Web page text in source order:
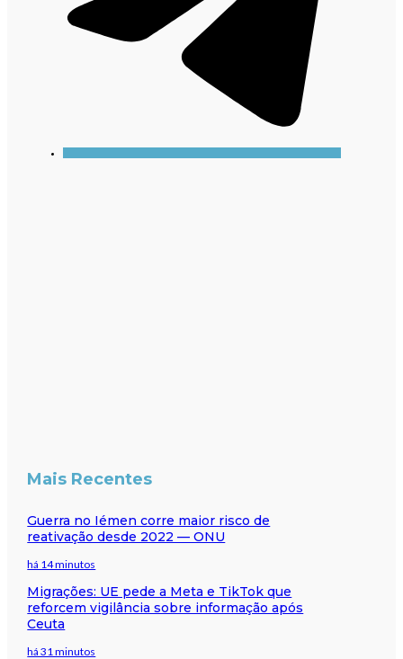
Mais Recentes
Guerra no Iémen corre maior risco de
reativação desde 2022 — ONU
há 14 minutos
Migrações: UE pede a Meta e TikTok que
reforcem vigilância sobre informação após
Ceuta
há 31 minutos